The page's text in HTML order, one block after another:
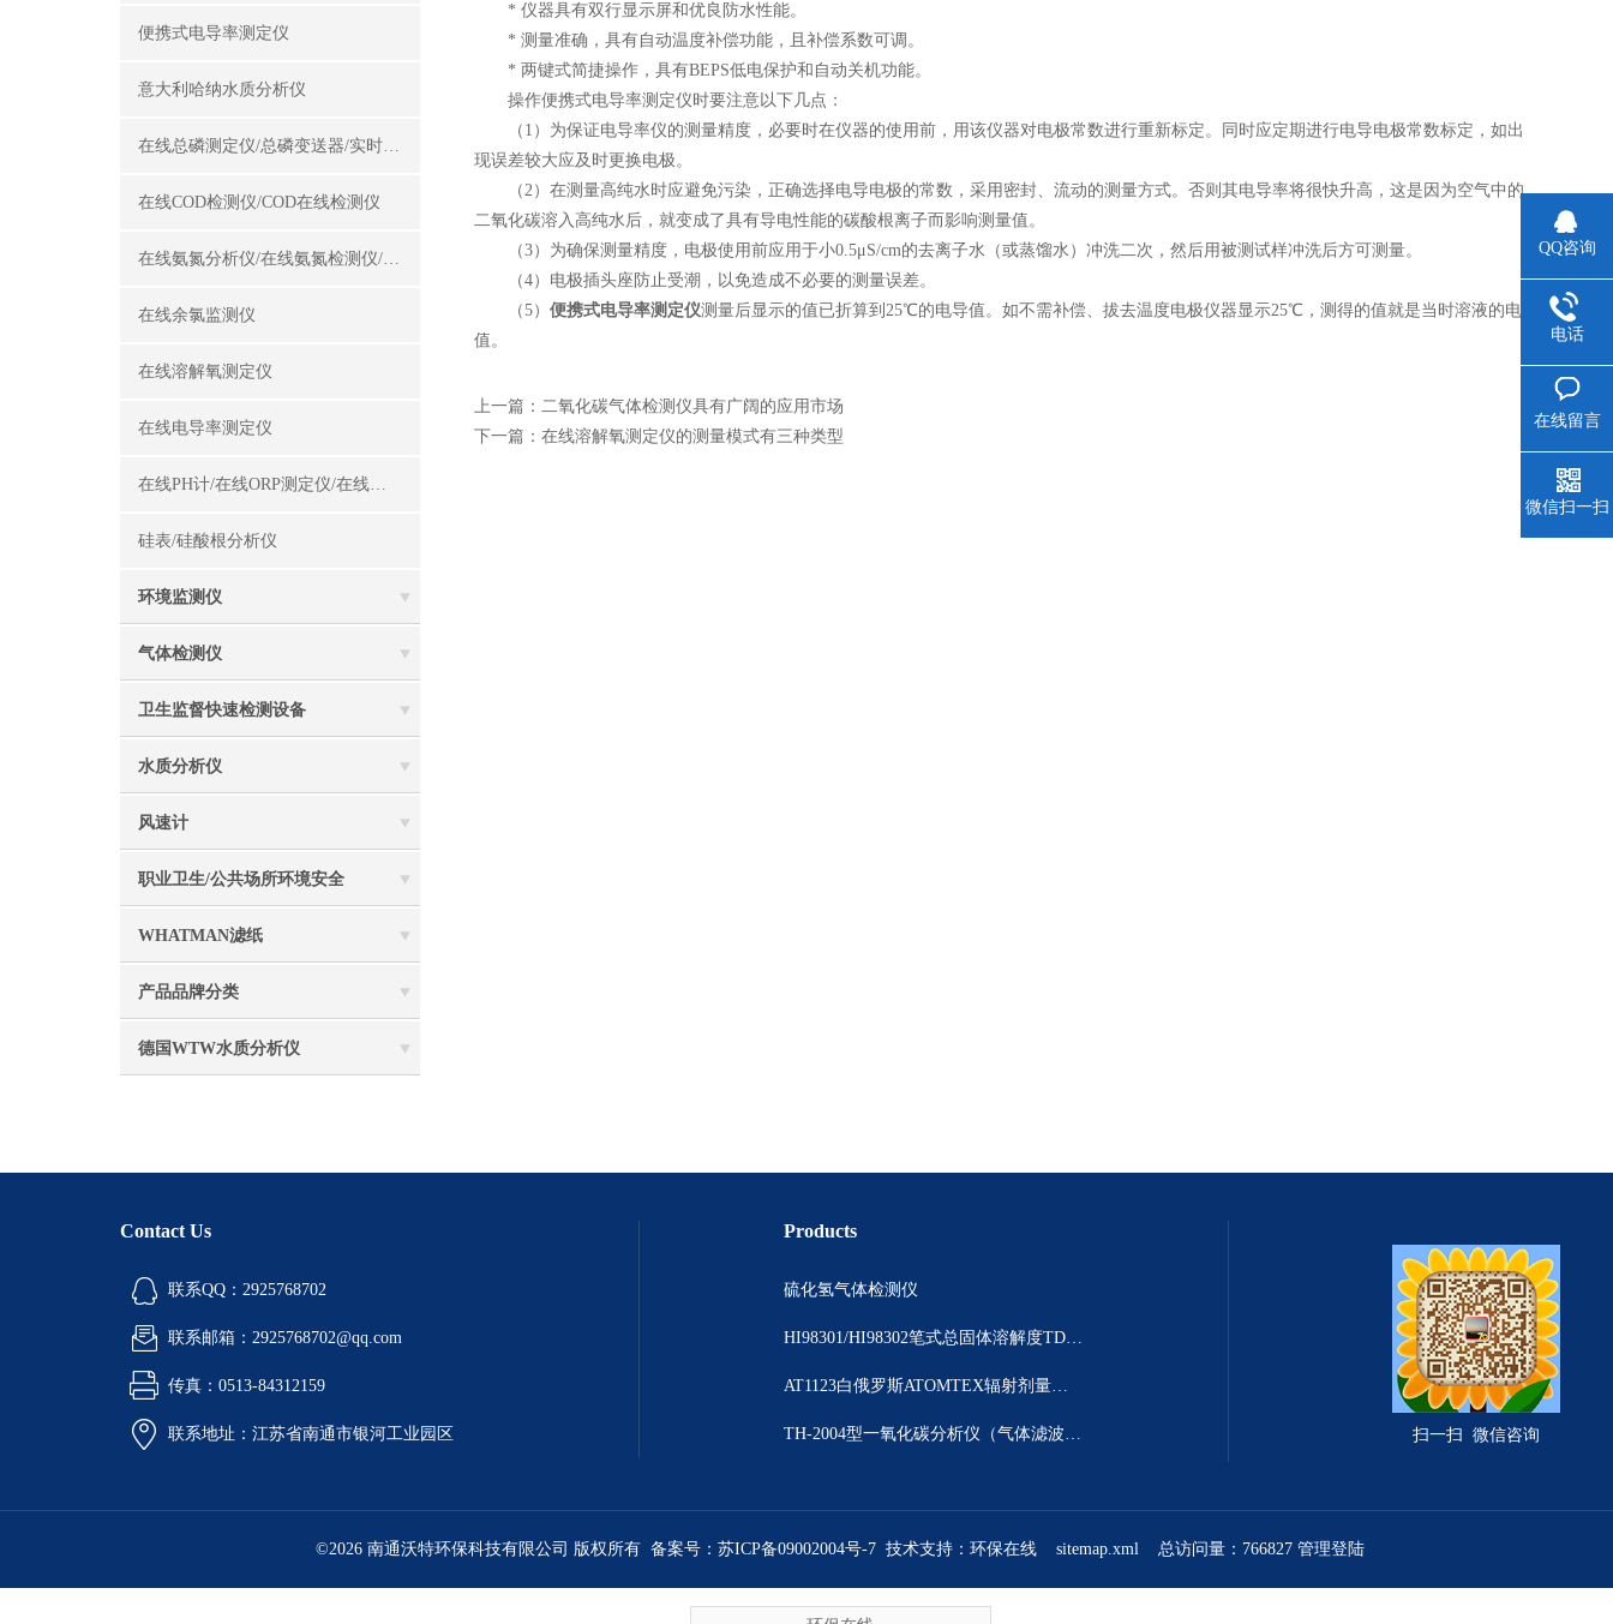
便携式电导率测定仪
意大利哈纳水质分析仪
在线总磷测定仪/总磷变送器/实时总磷监测仪
在线COD检测仪/COD在线检测仪
在线氨氮分析仪/在线氨氮检测仪/氨氮变送器
在线余氯监测仪
在线溶解氧测定仪
在线电导率测定仪
在线PH计/在线ORP测定仪/在线酸碱度计
硅表/硅酸根分析仪
环境监测仪
气体检测仪
卫生监督快速检测设备
水质分析仪
风速计
职业卫生/公共场所环境安全
WHATMAN滤纸
产品品牌分类
德国WTW水质分析仪
* 仪器具有双行显示屏和优良防水性能。
* 测量准确，具有自动温度补偿功能，且补偿系数可调。
* 两键式简捷操作，具有BEPS低电保护和自动关机功能。
操作便携式电导率测定仪时要注意以下几点：
（1）为保证电导率仪的测量精度，必要时在仪器的使用前，用该仪器对电极常数进行重新标定。同时应定期进行电导电极常数标定，如出
现误差较大应及时更换电极。
（2）在测量高纯水时应避免污染，正确选择电导电极的常数，采用密封、流动的测量方式。否则其电导率将很快升高，这是因为空气中的
二氧化碳溶入高纯水后，就变成了具有导电性能的碳酸根离子而影响测量值。
（3）为确保测量精度，电极使用前应用于小0.5μS/cm的去离子水（或蒸馏水）冲洗二次，然后用被测试样冲洗后方可测量。
（4）电极插头座防止受潮，以免造成不必要的测量误差。
（5） 便携式电导率测定仪测量后显示的值已折算到25℃的电导值。如不需补偿、拔去温度电极仪器显示25℃，测得的值就是当时溶液的电导
值。
上一篇： 二氧化碳气体检测仪具有广阔的应用市场
下一篇： 在线溶解氧测定仪的测量模式有三种类型
Contact Us
联系QQ：2925768702
联系邮箱：2925768702@qq.com
传真：0513-84312159
联系地址：江苏省南通市银河工业园区
Products
硫化氢气体检测仪
HI98301/HI98302笔式总固体溶解度TDS测定仪
AT1123白俄罗斯ATOMTEX辐射剂量测量仪
TH-2004型一氧化碳分析仪（气体滤波相关红外吸收法） 扫一扫 微信咨询
©2026 南通沃特环保科技有限公司 版权所有 备案号： 苏ICP备09002004号-7 技术支持： 环保在线 sitemap.xml 总访问量：766827 管理登陆
QQ咨询
电话
在线留言
微信扫一扫